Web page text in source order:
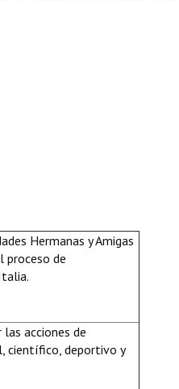
Hermanas y Amigas
proceso de
acciones de
científico, deportivo y